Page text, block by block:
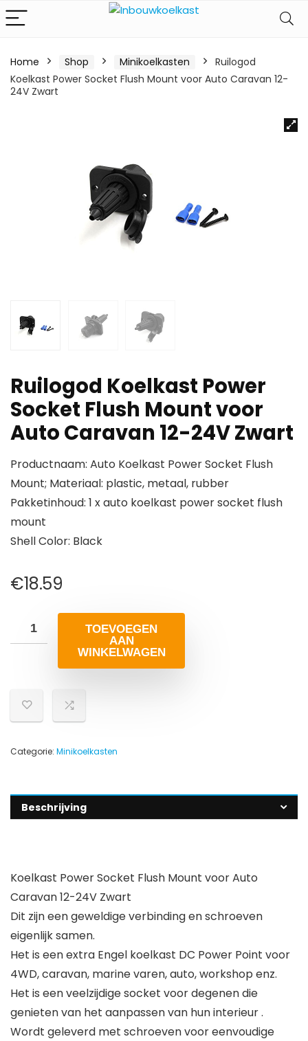
Home Shop Minikoelkasten
Ruilogod
Koelkast Power Socket Flush Mount voor Auto Caravan 12-
24V Zwart
Ruilogod Koelkast Power
Socket Flush Mount voor
Auto Caravan 12-24V Zwart
Productnaam: Auto Koelkast Power Socket Flush
Mount; Materiaal: plastic, metaal, rubber
Pakketinhoud: 1 x auto koelkast power socket flush
mount
Shell Color: Black
€18.59
TOEVOEGEN
AAN
WINKELWAGEN
Categorie: Minikoelkasten
Beschrijving
Koelkast Power Socket Flush Mount voor Auto
Caravan 12-24V Zwart
Dit zijn een geweldige verbinding en schroeven
eigenlijk samen.
Het is een extra Engel koelkast DC Power Point voor
4WD, caravan, marine varen, auto, workshop enz.
Het is een veelzijdige socket voor degenen die
genieten van het aanpassen van hun interieur .
Wordt geleverd met schroeven voor eenvoudige